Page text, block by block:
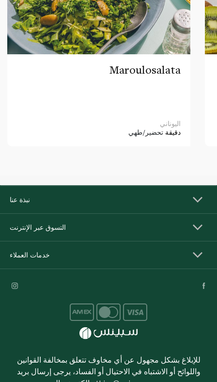
Maroulosalata
اليوناني
دقيقة تحضير/طهي
نبذة عنا
التسوق عبر الإنترنت
خدمات العملاء
للإبلاغ بشكل مجهول عن أي مخاوف تتعلق بمخالفة القوانين
واللوائح أو الاشتباه في الاحتيال أو الفساد، يرجى إرسال بريد